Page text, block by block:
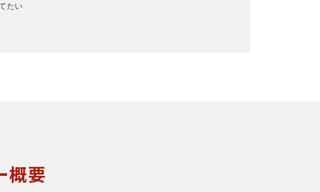
たい
概要